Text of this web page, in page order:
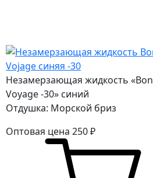
Незамерзающая жидкость «Bon
Voyage -30» синий
Отдушка: Морской бриз
Оптовая цена 250₽